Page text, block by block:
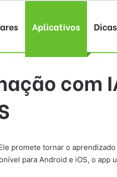
Aplicativos Dicas
com
promete tornar o
para Android e iOS, o app